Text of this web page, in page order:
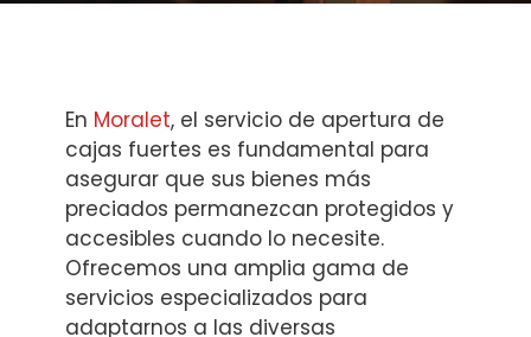
En Moralet, el servicio de apertura de
cajas fuertes es fundamental para
asegurar que sus bienes más
preciados permanezcan protegidos y
accesibles cuando lo necesite.
Ofrecemos una amplia gama de
servicios especializados para
adaptarnos a las diversas